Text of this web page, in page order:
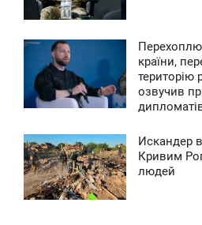
країни,
територію
озвучив
Искандер
Кривим
людей